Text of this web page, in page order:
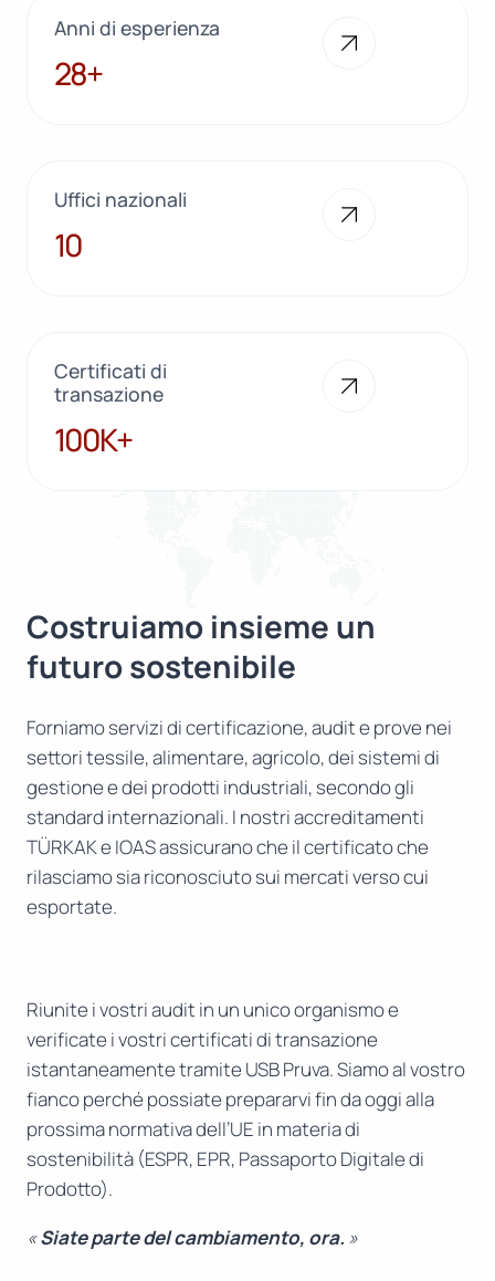
Anni di esperienza
28+
28+
Uffici nazionali
10
10
Certificati di
transazione
100K+
100K+
Costruiamo insieme un
futuro sostenibile
Forniamo servizi di certificazione, audit e prove nei
settori tessile, alimentare, agricolo, dei sistemi di
gestione e dei prodotti industriali, secondo gli
standard internazionali. I nostri accreditamenti
TÜRKAK e IOAS assicurano che il certificato che
rilasciamo sia riconosciuto sui mercati verso cui
esportate.
Riunite i vostri audit in un unico organismo e
verificate i vostri certificati di transazione
istantaneamente tramite USB Pruva. Siamo al vostro
fianco perché possiate prepararvi fin da oggi alla
prossima normativa dell’UE in materia di
sostenibilità (ESPR, EPR, Passaporto Digitale di
Prodotto).
«Siate parte del cambiamento, ora. »